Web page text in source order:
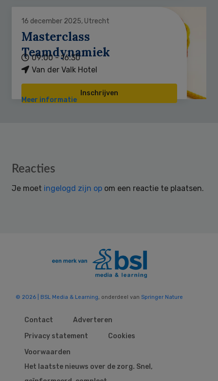
16 december 2025, Utrecht
Masterclass
Teamdynamiek
09:00 - 16:30
Van der Valk Hotel
Inschrijven
Meer informatie
Reader
Reacties
Je moet ingelogd zijn op om een reactie te plaatsen.
© 2026 | BSL Media & Learning, onderdeel van Springer Nature
Contact
Adverteren
Privacy statement
Cookies
Voorwaarden
Het laatste nieuws over de zorg. Snel,